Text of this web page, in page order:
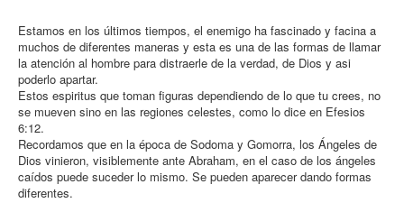
Estamos en los últimos tiempos, el enemigo ha fascinado y facina a
muchos de diferentes maneras y esta es una de las formas de llamar
la atención al hombre para distraerle de la verdad, de Dios y asi
poderlo apartar.
Estos espiritus que toman figuras dependiendo de lo que tu crees, no
se mueven sino en las regiones celestes, como lo dice en Efesios
6:12.
Recordamos que en la época de Sodoma y Gomorra, los Ángeles de
Dios vinieron, visiblemente ante Abraham, en el caso de los ángeles
caídos puede suceder lo mismo. Se pueden aparecer dando formas
diferentes.